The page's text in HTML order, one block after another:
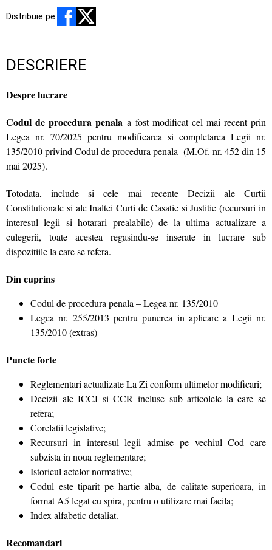
Distribuie pe:
DESCRIERE
Despre lucrare
Codul de procedura penalaa fost modificat cel mai recent prin
Legea nr. 70/2025 pentru modificarea si completarea Legii nr.
135/2010 privind Codul de procedura penala (M.Of. nr. 452 din 15
mai 2025).
Totodata, include si cele mai recente Decizii ale Curtii
Constitutionale si ale Inaltei Curti de Casatie si Justitie (recursuri in
interesul legii si hotarari prealabile) de la ultima actualizare a
culegerii, toate acestea regasindu-se inserate in lucrare sub
dispozitiile la care se refera.
Din cuprins
Codul de procedura penala – Legea nr. 135/2010
Legea nr. 255/2013 pentru punerea in aplicare a Legii nr.
135/2010 (extras)
Puncte forte
Reglementari actualizate La Zi conform ultimelor modificari;
Decizii ale ICCJ si CCR incluse sub articolele la care se
refera;
Corelatii legislative;
Recursuri in interesul legii admise pe vechiul Cod care
subzista in noua reglementare;
Istoricul actelor normative;
Codul este tiparit pe hartie alba, de calitate superioara, in
format A5 legat cu spira, pentru o utilizare mai facila;
Index alfabetic detaliat.
Recomandari